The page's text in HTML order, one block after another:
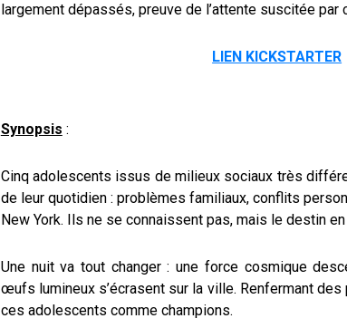
largement dépassés, preuve de l’attente suscitée
LIEN KICKSTARTER
Synopsis :
Cinq adolescents issus de milieux sociaux très
de leur quotidien : problèmes familiaux, conflits
New York. Ils ne se connaissent pas, mais le destin
Une nuit va tout changer : une force cosmique
œufs lumineux s’écrasent sur la ville. Renfermant
ces adolescents comme champions.